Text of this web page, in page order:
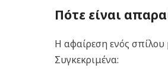
Πότε είναι
Η αφαίρεση ενός σπίλου
Συγκεκριμένα: